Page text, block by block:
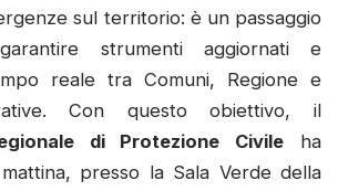
sul territorio: è un passaggio
strumenti aggiornati e
reale tra Comuni, Regione e
Con questo obiettivo, il
di Protezione Civile ha
presso la Sala Verde della